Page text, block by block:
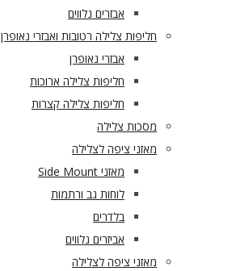
אבזרים נלווים
חליפות צלילה רטובות ואבזרי נאופרן
אבזרי נאופרן
חליפות צלילה ארוכות
חליפות צלילה קצרות
מסכות צלילה
מאזני ציפה לצלילה
מאזני Side Mount
לוחות גב ורתמות
בלדרים
אביזרים נלווים
מאזני ציפה לצלילה